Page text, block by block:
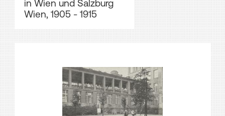
in Wien und Salzburg
Wien, 1905 - 1915